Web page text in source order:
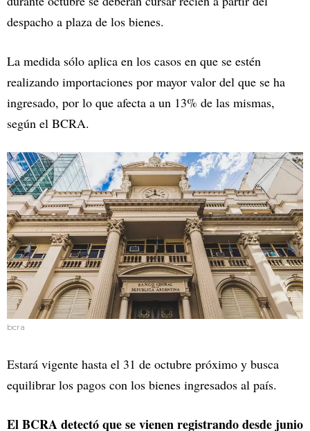
despacho a plaza de los bienes.
La medida sólo aplica en los casos en que se estén
realizando importaciones por mayor valor del que se ha
ingresado, por lo que afecta a un 13% de las mismas,
según el BCRA.
bcra
Estará vigente hasta el 31 de octubre próximo y busca
equilibrar los pagos con los bienes ingresados al país.
El BCRA detectó que se vienen registrando desde junio